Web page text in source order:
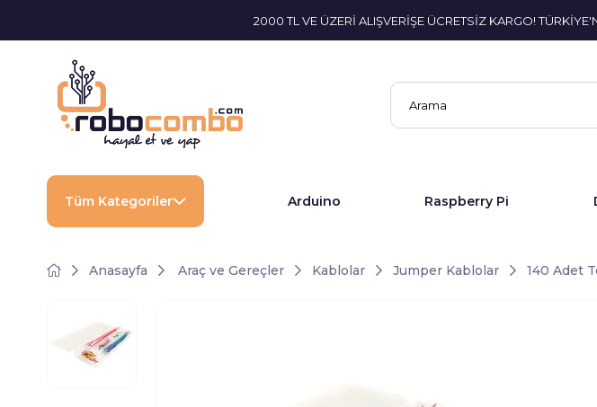
2000 TL VE ÜZERİ ALIŞVERİŞE ÜCRETSİZ KARGO!
Tüm Kategoriler Arduino Raspberry Pi
Anasayfa Araç ve Gereçler Kablolar Jumper Kablolar 140 Adet